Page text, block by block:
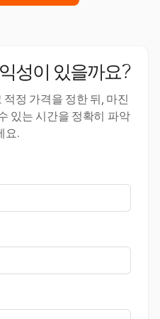
성이 있을까요?
정 가격을 정한 뒤, 마진
있는 시간을 정확히 파악
요.